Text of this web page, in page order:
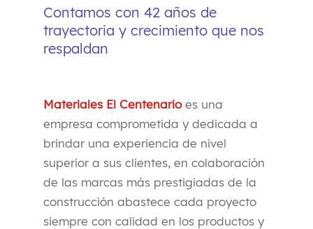
Contamos con 42 años de
trayectoria y crecimiento que nos
respaldan
Materiales El Centenarioes una
empresa comprometida y dedicada a
brindar una experiencia de nivel
superior a sus clientes, en colaboración
de las marcas más prestigiadas de la
construcción abastece cada proyecto
siempre con calidad en los productos y